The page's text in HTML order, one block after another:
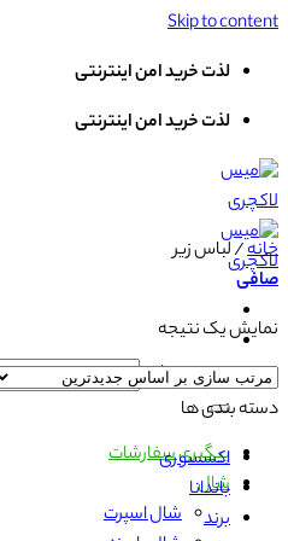
Skip to content
لذت خرید امن اینترنتی
لذت خرید امن اینترنتی
جستجو برای:
پیگیری سفارشات
شال
شال اسپرت
خانه/لباس زیر
صافی
نمایش یک نتیجه
دسته بندی ها
اکسسوری
باندانا
برند